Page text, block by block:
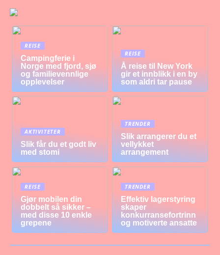
REISE
Campingferie i
Norge med fjord, sjø
og familievennlige
opplevelser
REISE
Å reise til New York
gir et innblikk i en by
som aldri tar pause
AKTIVITETER
Slik får du et godt liv
med stomi
TRENDER
Slik arrangerer du et
vellykket
arrangement
REISE
Gjør mobilen din
dobbelt så sikker –
med disse 10 enkle
grepene
TRENDER
Effektiv lagerstyring
skaper
konkurransefortrinn
og motiverte ansatte